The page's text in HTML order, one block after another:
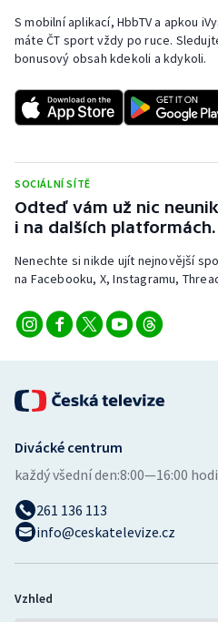
Rychlobruslení
Rychlostní kanoistika
Short track
Stolní tenis
Triatlon
Veslování
Vodní slalom
Volejbal
Ostatní
S mobilní aplikací, HbbTV a apkou
máte ČT sport vždy po ruce.
bonusový obsah kdekoli a kdykoli.
SOCIÁLNÍ SÍTĚ
Odteď vám už nic
i na dalších platformách.
Nenechte si nikde ujít nejnovější
na Facebooku, X, Instagramu,
Divácké centrum
každý všední den:8:00—16:00
261 136 113
info@ceskatelevize.cz
Vzhled